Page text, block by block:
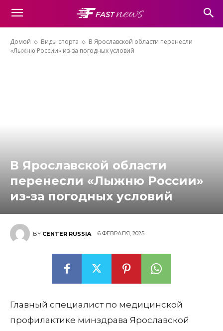
Домой Виды спорта
В Ярославской области перенесли
«Лыжню России» из-за погодных условий
В Ярославской области
перенесли «Лыжню России»
из-за погодных условий
BY CENTER RUSSIA 6 ФЕВРАЛЯ, 2025
Главный специалист по медицинской
профилактике минздрава Ярославской